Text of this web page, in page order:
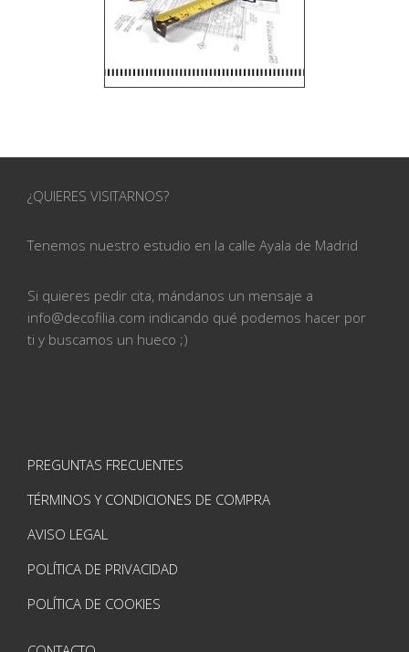
¿QUIERES VISITARNOS?
Tenemos nuestro estudio en la calle Ayala de Madrid
Si quieres pedir cita, mándanos un mensaje a
info@decofilia.com indicando qué podemos hacer por
ti y buscamos un hueco ;)
PREGUNTAS FRECUENTES
TÉRMINOS Y CONDICIONES DE COMPRA
AVISO LEGAL
POLÍTICA DE PRIVACIDAD
POLÍTICA DE COOKIES